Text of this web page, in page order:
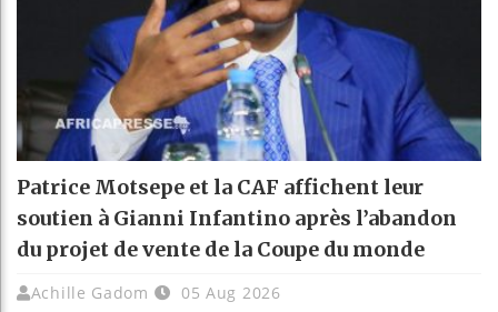
Patrice Motsepe et la CAF affichent leur
soutien à Gianni Infantino après l’abandon
du projet de vente de la Coupe du monde
Achille Gadom 05 Aug 2026